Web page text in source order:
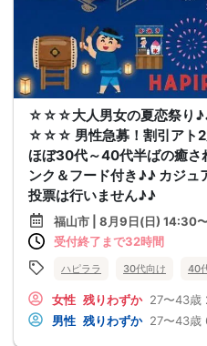
☆☆☆大人男女の夏恋祭り
☆☆☆ 男性急募！割引アト2
ほぼ30代～40代半ばの癒さ
ンク＆フード付き♪♪ カジュ
投票は行いません♪♪
福山市 | 8月9日(日) 14:30
受付終了まで32時間
ハピララ 30代向け 40
女性 残りわずか 27〜43歳
男性 残りわずか 27〜43歳